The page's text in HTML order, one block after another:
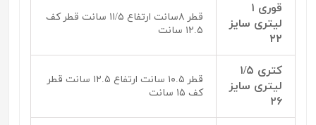
قوری ۱
لیتری سایز
۲۲
قطر ۸سانت ارتفاع ۱۱/۵ سانت قطر کف
۱۲.۵ سانت
کتری ۱/۵
لیتری سایز
۲۶
قطر ۱۰.۵ سانت ارتفاع ۱۲.۵ سانت قطر
کف ۱۵ سانت